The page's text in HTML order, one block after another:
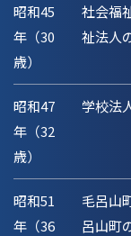
昭和45
年（30
歳）
社会福
祉法人
昭和47
年（32
歳）
学校法
昭和51
年（36
毛呂山
呂山町